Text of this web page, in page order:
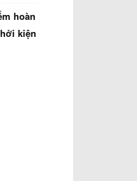
hoàn
kiện